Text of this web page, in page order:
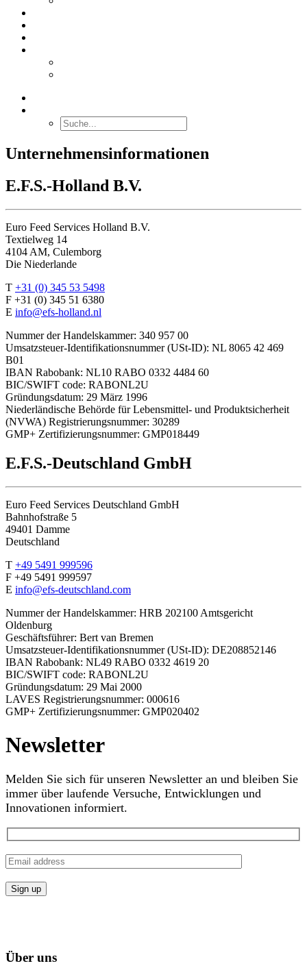
Unternehmensinformationen
E.F.S.-Holland B.V.
Euro Feed Services Holland B.V.
Textielweg 14
4104 AM, Culemborg
Die Niederlande
T +31 (0) 345 53 5498
F +31 (0) 345 51 6380
E info@efs-holland.nl
Nummer der Handelskammer: 340 957 00
Umsatzsteuer-Identifikationsnummer (USt-ID): NL 8065 42 469
B01
IBAN Rabobank: NL10 RABO 0332 4484 60
BIC/SWIFT code: RABONL2U
Gründungsdatum: 29 März 1996
Niederländische Behörde für Lebensmittel- und Produktsicherheit
(NVWA) Registrierungsnummer: 30289
GMP+ Zertifizierungsnummer: GMP018449
E.F.S.-Deutschland GmbH
Euro Feed Services Deutschland GmbH
Bahnhofstraße 5
49401 Damme
Deutschland
T +49 5491 999596
F +49 5491 999597
E info@efs-deutschland.com
Nummer der Handelskammer: HRB 202100 Amtsgericht
Oldenburg
Geschäftsführer: Bert van Bremen
Umsatzsteuer-Identifikationsnummer (USt-ID): DE208852146
IBAN Rabobank: NL49 RABO 0332 4619 20
BIC/SWIFT code: RABONL2U
Gründungsdatum: 29 Mai 2000
LAVES Registrierungsnummer: 000616
GMP+ Zertifizierungsnummer: GMP020402
Newsletter
Melden Sie sich für unseren Newsletter an und bleiben Sie
immer über laufende Versuche, Entwicklungen und
Innovationen informiert.
Über uns